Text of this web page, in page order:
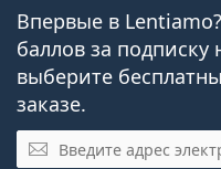
Впервые в
баллов за
выберите
заказе.
Эл. почта